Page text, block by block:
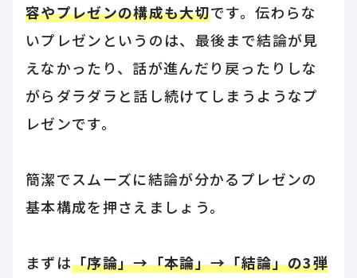
容やプレゼンの構成も大切です。伝わらな
いプレゼンというのは、最後まで結論が見
えなかったり、話が進んだり戻ったりしな
がらダラダラと話し続けてしまうようなプ
レゼンです。
簡潔でスムーズに結論が分かるプレゼンの
基本構成を押さえましょう。
まずは「序論」→「本論」→「結論」の3弾